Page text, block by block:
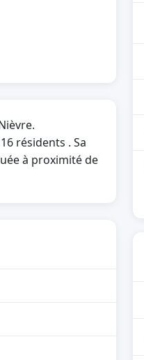
résidents . Sa
à proximité de